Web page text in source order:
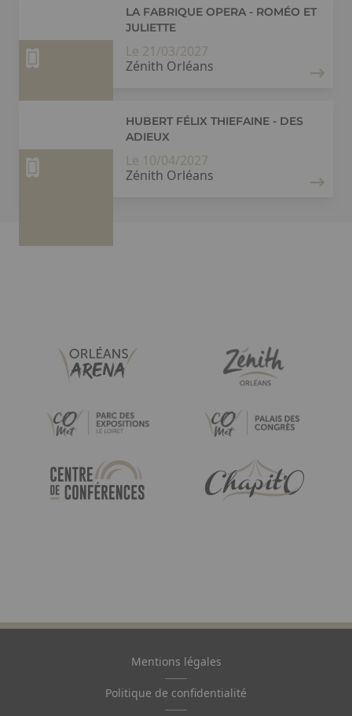
LA FABRIQUE OPERA - ROMÉO ET
JULIETTE
Le 21/03/2027
Zénith Orléans
HUBERT FÉLIX THIEFAINE - DES
ADIEUX
Le 10/04/2027
Zénith Orléans
Image
Mentions légales
Politique de confidentialité